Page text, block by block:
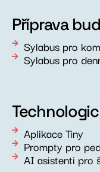
Příprava
Sylabus pro
Sylabus pro
Aplikace Tiny
Prompty pro
AI asistenti pro